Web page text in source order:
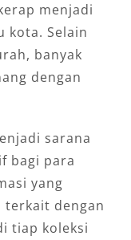
menjadi
kota. Selain
banyak
dengan
sarana
bagi para
yang
dengan
tiap koleksi